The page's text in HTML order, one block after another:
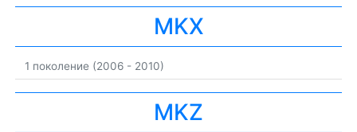
MKX
1 поколение (2006 - 2010)
MKZ